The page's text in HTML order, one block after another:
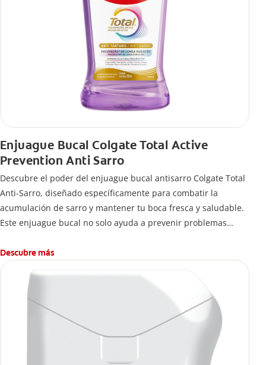
Enjuague Bucal Colgate Total Active
Prevention Anti Sarro
Descubre el poder del enjuague bucal antisarro Colgate Total
Anti-Sarro, diseñado específicamente para combatir la
acumulación de sarro y mantener tu boca fresca y saludable.
Este enjuague bucal no solo ayuda a prevenir problemas
Descubre más